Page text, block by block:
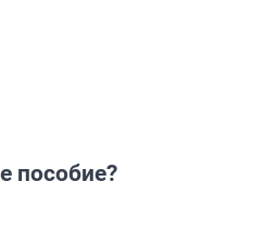
пособие?